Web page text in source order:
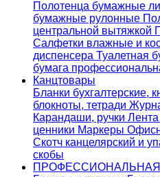
Полотенца бумажные
бумажные рулонные
центральной вытяжкой
Салфетки влажные и
диспенсера Туалетная
бумага
Канцтовары
Бланки бухгалтерские,
блокноты, тетради
Карандаши, ручки Лента
ценники Маркеры
Скотч канцелярский и
скобы